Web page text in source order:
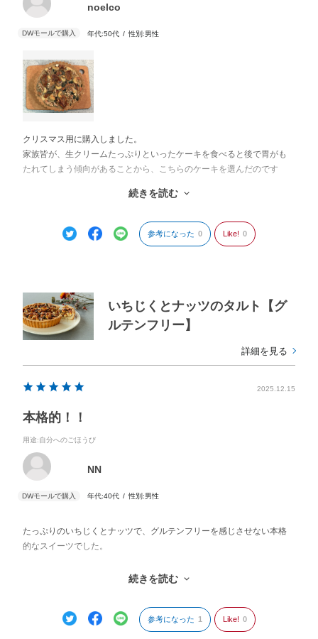
noelco
年代:50代 性別:男性
クリスマス用に購入しました。
家族皆が、生クリームたっぷりといったケーキを食べると後で胃がも
たれてしまう傾向があることから、こちらのケーキを選んだのです
甘すぎない大人のケーキといった感じで、なにか食べることで身体に
また機会を見てリピートしようと思います。
続きを読む
参考になった 0 Like! 0
いちじくとナッツのタルト【グ
ルテンフリー】
詳細を見る
2025.12.15
本格的！！
用途:自分へのごほうび
NN
年代:40代 性別:男性
たっぷりのいちじくとナッツで、グルテンフリーを感じさせない本格
的なスイーツでした。
大きさを考えると、高級なスイーツ店で座って頂くぐらいの金額にな
続きを読む
参考になった 1 Like! 0